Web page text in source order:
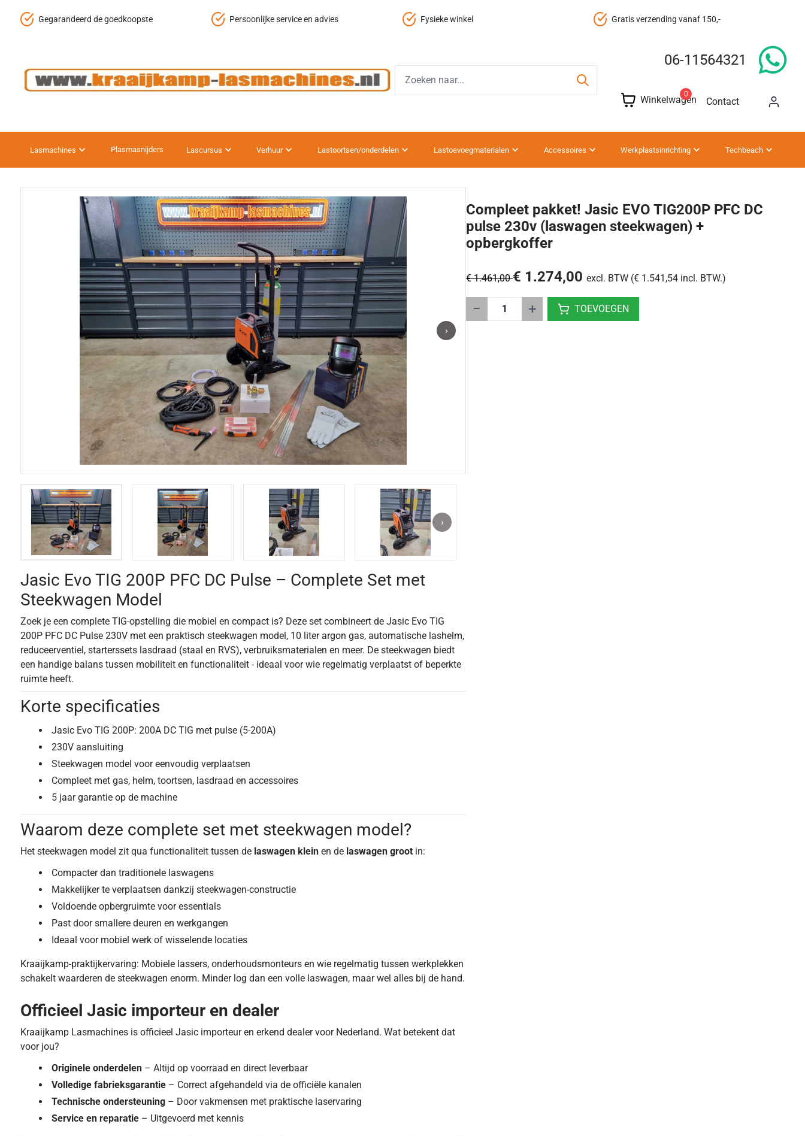
Gegarandeerd de goedkoopste Persoonlijke service en advies Fysieke winkel Gratis verzending vanaf 150,-
06-11564321
Winkelwagen
0
Contact
Lasmachines Plasmasnijders Lascursus Verhuur Lastoortsen/onderdelen Lastoevoegmaterialen Accessoires Werkplaatsinrichting Techbeach
›
›
Jasic Evo TIG 200P PFC DC Pulse – Complete Set met
Steekwagen Model
Zoek je een complete TIG-opstelling die mobiel en compact is? Deze set combineert de Jasic Evo TIG
200P PFC DC Pulse 230V met een praktisch steekwagen model, 10 liter argon gas, automatische lashelm,
reduceerventiel, starterssets lasdraad (staal en RVS), verbruiksmaterialen en meer. De steekwagen biedt
een handige balans tussen mobiliteit en functionaliteit - ideaal voor wie regelmatig verplaatst of beperkte
ruimte heeft.
Korte specificaties
Jasic Evo TIG 200P: 200A DC TIG met pulse (5-200A)
230V aansluiting
Steekwagen model voor eenvoudig verplaatsen
Compleet met gas, helm, toortsen, lasdraad en accessoires
5 jaar garantie op de machine
Waarom deze complete set met steekwagen model?
Het steekwagen model zit qua functionaliteit tussen de laswagen klein en de laswagen groot in:
Compacter dan traditionele laswagens
Makkelijker te verplaatsen dankzij steekwagen-constructie
Voldoende opbergruimte voor essentials
Past door smallere deuren en werkgangen
Ideaal voor mobiel werk of wisselende locaties
Kraaijkamp-praktijkervaring: Mobiele lassers, onderhoudsmonteurs en wie regelmatig tussen werkplekken
schakelt waarderen de steekwagen enorm. Minder log dan een volle laswagen, maar wel alles bij de hand.
Officieel Jasic importeur en dealer
Kraaijkamp Lasmachines is officieel Jasic importeur en erkend dealer voor Nederland. Wat betekent dat
voor jou?
Originele onderdelen – Altijd op voorraad en direct leverbaar
Volledige fabrieksgarantie – Correct afgehandeld via de officiële kanalen
Technische ondersteuning – Door vakmensen met praktische laservaring
Service en reparatie – Uitgevoerd met kennis
Compleet pakket! Jasic EVO TIG200P PFC DC
pulse 230v (laswagen steekwagen) +
opbergkoffer
€ 1.461,00€ 1.274,00excl. BTW (€ 1.541,54 incl. BTW.)
− + TOEVOEGEN